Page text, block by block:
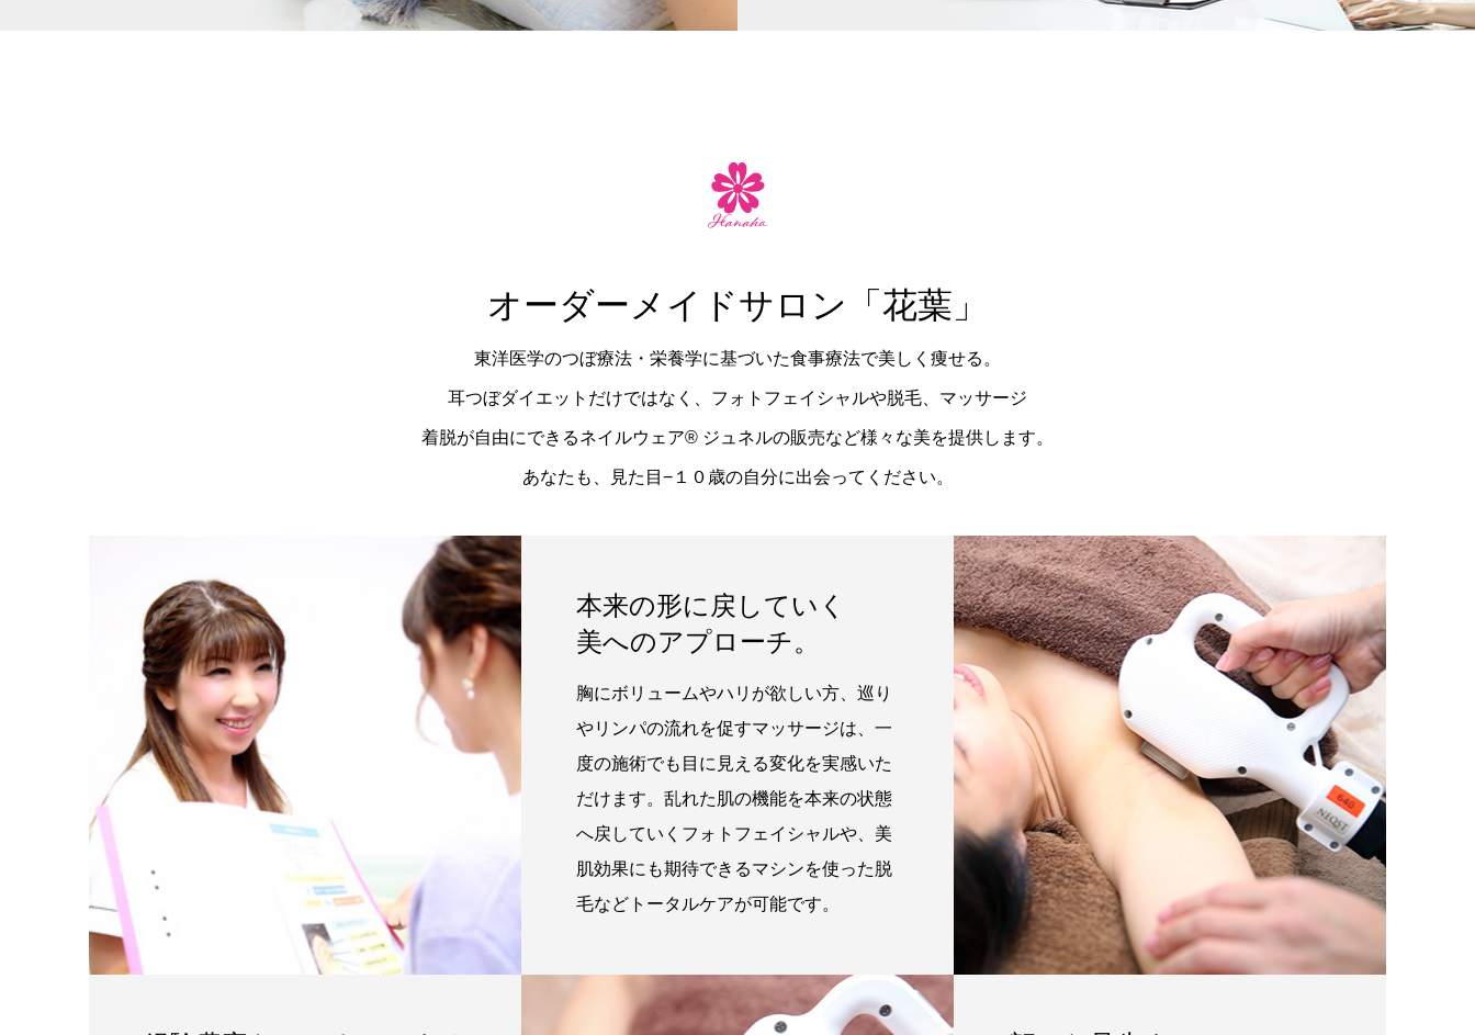
オーダーメイドサロン「花葉」
東洋医学のつぼ療法・栄養学に基づいた食事療法で美しく痩せる。
耳つぼダイエットだけではなく、フォトフェイシャルや脱毛、マッサージ
着脱が自由にできるネイルウェア®︎ ジュネルの販売など様々な美を提供します。
あなたも、見た目−１０歳の自分に出会ってください。
本来の形に戻していく
美へのアプローチ。
胸にボリュームやハリが欲しい方、巡り
やリンパの流れを促すマッサージは、一
度の施術でも目に見える変化を実感いた
だけます。乱れた肌の機能を本来の状態
へ戻していくフォトフェイシャルや、美
肌効果にも期待できるマシンを使った脱
毛などトータルケアが可能です。